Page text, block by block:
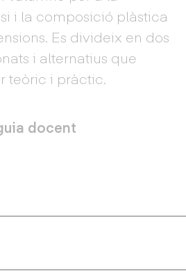
i la composició plàstica
Es divideix en dos
i alternatius que
teòric i pràctic.
docent